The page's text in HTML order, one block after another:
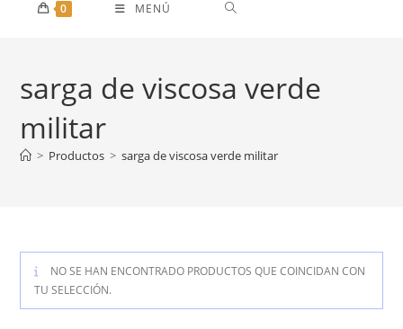
0 MENÚ
sarga de viscosa verde
militar
> Productos > sarga de viscosa verde militar
NO SE HAN ENCONTRADO PRODUCTOS QUE COINCIDAN CON
TU SELECCIÓN.